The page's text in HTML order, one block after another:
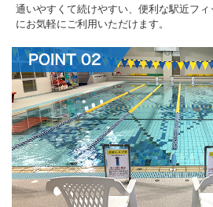
通いやすくて続けやすい、便利な駅近フ
にお気軽にご利用いただけます。